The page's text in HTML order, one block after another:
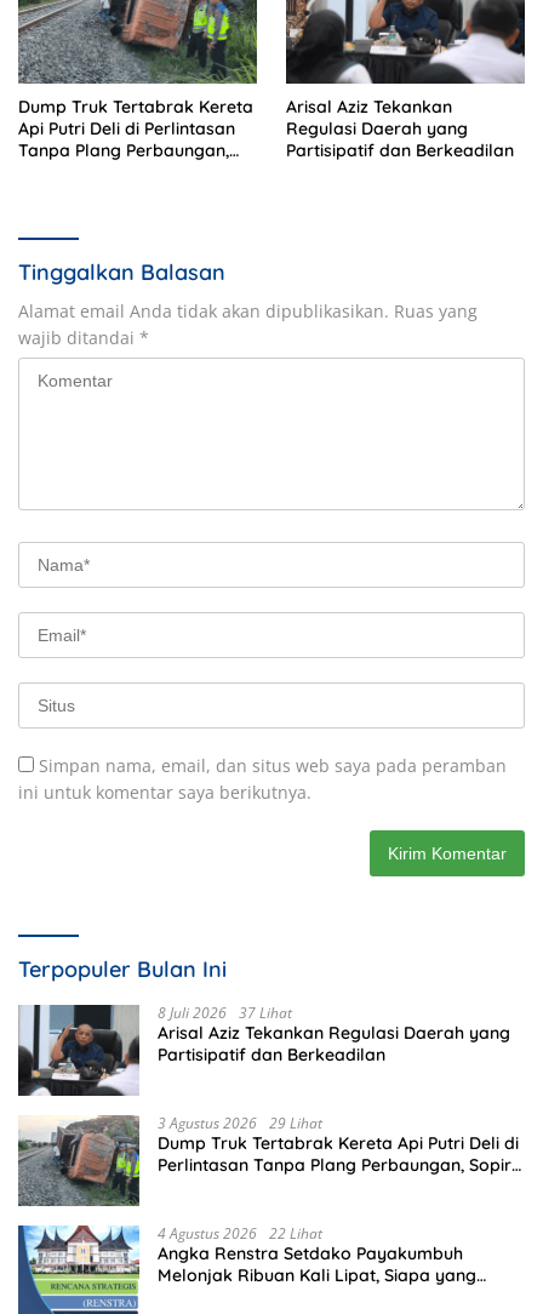
Dump Truk Tertabrak Kereta
Api Putri Deli di Perlintasan
Tanpa Plang Perbaungan,
Arisal Aziz Tekankan
Regulasi Daerah yang
Partisipatif dan Berkeadilan
Tinggalkan Balasan
Alamat email Anda tidak akan dipublikasikan. Ruas yang
wajib ditandai *
Simpan nama, email, dan situs web saya pada peramban
ini untuk komentar saya berikutnya.
Terpopuler Bulan Ini
8 Juli 2026 37 Lihat
Arisal Aziz Tekankan Regulasi Daerah yang
Partisipatif dan Berkeadilan
3 Agustus 2026 29 Lihat
Dump Truk Tertabrak Kereta Api Putri Deli di
Perlintasan Tanpa Plang Perbaungan, Sopir
4 Agustus 2026 22 Lihat
Angka Renstra Setdako Payakumbuh
Melonjak Ribuan Kali Lipat, Siapa yang